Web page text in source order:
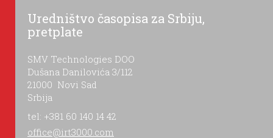
Uredništvo časopisa za Srbiju,
pretplate
SMV Technologies DOO
Dušana Danilovića 3/112
21000 Novi Sad
Srbija
tel: +381 60 140 14 42
office@irt3000.com